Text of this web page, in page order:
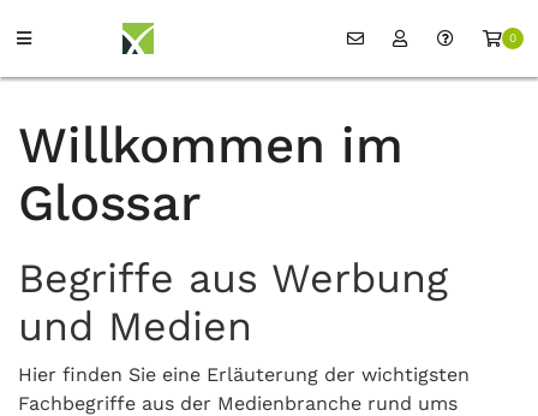
0
Willkommen im
Glossar
Begriffe aus Werbung
und Medien
Hier finden Sie eine Erläuterung der wichtigsten
Fachbegriffe aus der Medienbranche rund ums